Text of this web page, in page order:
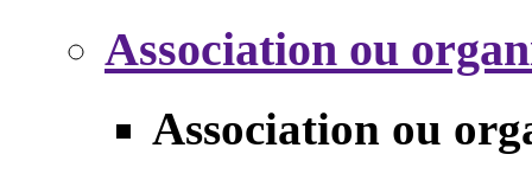
Association ou
Association ou